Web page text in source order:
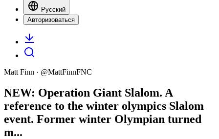
Русский
Авторизоваться
Matt Finn · @MattFinnFNC
NEW: Operation Giant Slalom. A
reference to the winter olympics Slalom
event. Former winter Olympian turned
m...